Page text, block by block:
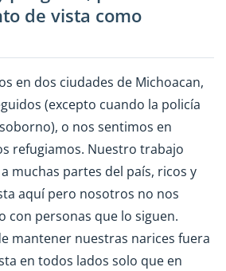
de vista como
en dos ciudades de Michoacan,
(excepto cuando la policía
o nos sentimos en
refugiamos. Nuestro trabajo
muchas partes del país, ricos y
aquí pero nosotros no nos
con personas que lo siguen.
mantener nuestras narices fuera
en todos lados solo que en